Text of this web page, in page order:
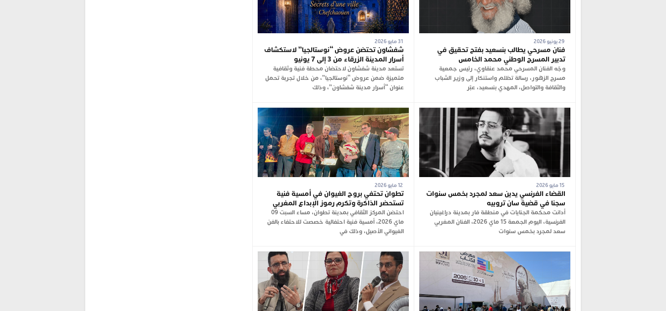
فنان مسرحي يطالب بنسعيد بفتح تحقيق في
تدبير المسرح الوطني محمد الخامس
وجّه الفنان المسرحي محمد عنقاوي، رئيس جمعية
مسرح الزهور، رسالة تظلم واستنكار إلى وزير الشباب
والثقافة والتواصل، المهدي بنسعيد، عبّر
31 مايو 2026
شفشاون تحتضن عروض “نوستالجيا” لاستكشاف
أسرار المدينة الزرقاء من 3 إلى 7 يونيو
تستعد مدينة شفشاون لاحتضان محطة فنية وثقافية
متميزة ضمن عروض “نوستالجيا”، من خلال تجربة تحمل
عنوان “أسرار مدينة شفشاون”، وذلك
القضاء الفرنسي يدين سعد لمجرد بخمس سنوات
سجنا في قضية سان تروبيه
أدانت محكمة الجنايات في منطقة فار بمدينة دراغينيان
الفرنسية، اليوم الجمعة 15 ماي 2026، الفنان المغربي
سعد لمجرد بخمس سنوات
12 مايو 2026
تطوان تحتفي بروح الغيوان في أمسية فنية
تستحضر الذاكرة وتكرم رموز الإبداع المغربي
احتضن المركز الثقافي بمدينة تطوان، مساء السبت 09
ماي 2026، أمسية فنية احتفالية خصصت للاحتفاء بالفن
الغيواني الأصيل، وذلك في